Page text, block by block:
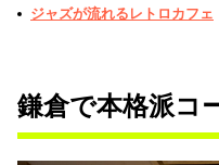
ジャズが流れるレトロカフェ
鎌倉で本格派コ